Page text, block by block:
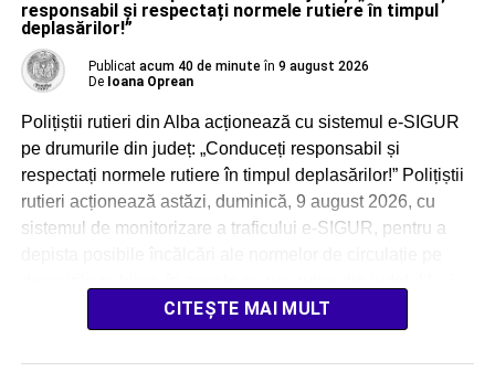
responsabil și respectați normele rutiere în timpul
deplasărilor!”
Publicat acum 40 de minute în 9 august 2026
De Ioana Oprean
Polițiștii rutieri din Alba acționează cu sistemul e-SIGUR
pe drumurile din județ: „Conduceți responsabil și
respectați normele rutiere în timpul deplasărilor!” Polițiștii
rutieri acționează astăzi, duminică, 9 august 2026, cu
sistemul de monitorizare a traficului e-SIGUR, pentru a
CITEȘTE MAI MULT